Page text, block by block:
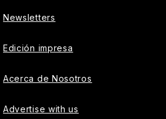
Newsletters
Edición impresa
Acerca de Nosotros
Advertise with us